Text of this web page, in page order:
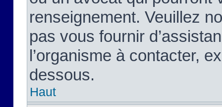
renseignement. Veuillez
pas vous fournir
l’organisme à contacter,
dessous.
Haut